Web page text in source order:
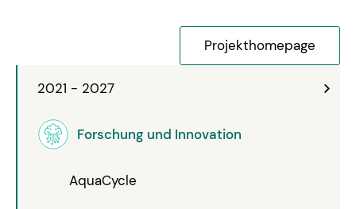
2021 - 2027
Forschung und Innovation
AquaCycle
Projekthomepage